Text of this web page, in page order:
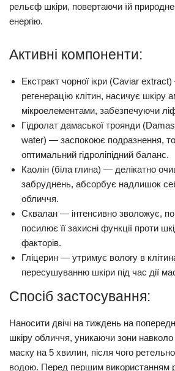
рельєф шкіри, повертаючи їй
енергію.
Активні компоненти:
Екстракт чорної ікри (Caviar extract)
регенерацію клітин, насичує шкіру
мікроелементами, забезпечуючи
Гідролат дамаської троянди
water) — заспокоює подразнення,
оптимальний гідроліпідний баланс.
Каолін (біла глина) — делікатно
забруднень, абсорбує надлишок
обличчя.
Сквалан — інтенсивно зволожує,
посилює її захисні функції проти
факторів.
Гліцерин — утримує вологу в
пересушуванню шкіри під час дії
Спосіб застосування:
Наносити двічі на тиждень на
шкіру обличчя, уникаючи зони
маску на 5 хвилин, після чого
водою. Перед першим використанням